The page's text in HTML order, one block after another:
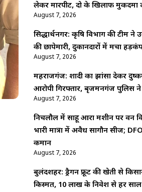
लेकर मारपीट, दो के खिलाफ मुकदमा
August 7, 2026
सिद्धार्थनगर: कृषि विभाग की टीम ने
की छापेमारी, दुकानदारों में मचा
August 7, 2026
महराजगंज: शादी का झांसा देकर
आरोपी गिरफ्तार, बृजमनगंज पुलिस
August 7, 2026
निचलौल में साहू आरा मशीन पर वन
भारी मात्रा में अवैध सागौन सीज;
कमान
August 7, 2026
बुलंदशहर: ड्रैगन फ्रूट की खेती से
किस्मत, 10 लाख के निवेश से हर